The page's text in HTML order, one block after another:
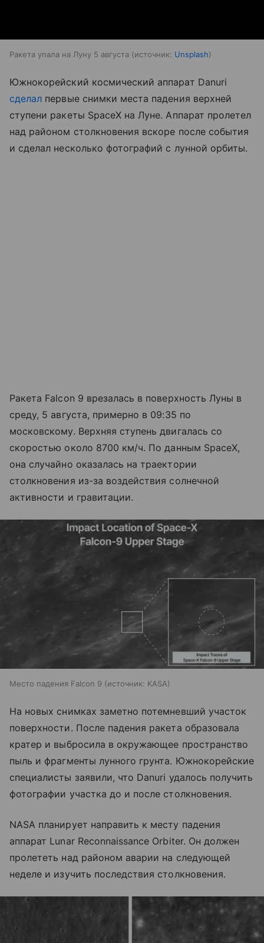
Ракета упала на Луну 5 августа источник: Unsplash
Южнокорейский космический аппарат Danuri
сделал первые снимки места падения верхней
ступени ракеты SpaceX на Луне. Аппарат пролетел
над районом столкновения вскоре после события
и сделал несколько фотографий с лунной орбиты.
Ракета Falcon 9 врезалась в поверхность Луны в
среду, 5 августа, примерно в 09:35 по
московскому. Верхняя ступень двигалась со
скоростью около 8700 км/ч. По данным SpaceX,
она случайно оказалась на траектории
столкновения из-за воздействия солнечной
активности и гравитации.
Место падения Falcon 9 источник: KASA
На новых снимках заметно потемневший участок
поверхности. После падения ракета образовала
кратер и выбросила в окружающее пространство
пыль и фрагменты лунного грунта. Южнокорейские
специалисты заявили, что Danuri удалось получить
фотографии участка до и после столкновения.
NASA планирует направить к месту падения
аппарат Lunar Reconnaissance Orbiter. Он должен
пролететь над районом аварии на следующей
неделе и изучить последствия столкновения.